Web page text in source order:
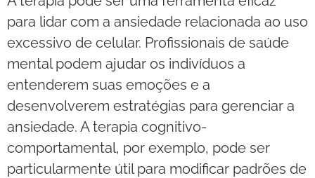
para lidar com a ansiedade relacionada ao uso
excessivo de celular. Profissionais de saúde
mental podem ajudar os indivíduos a
entenderem suas emoções e a
desenvolverem estratégias para gerenciar a
ansiedade. A terapia cognitivo-
comportamental, por exemplo, pode ser
particularmente útil para modificar padrões de